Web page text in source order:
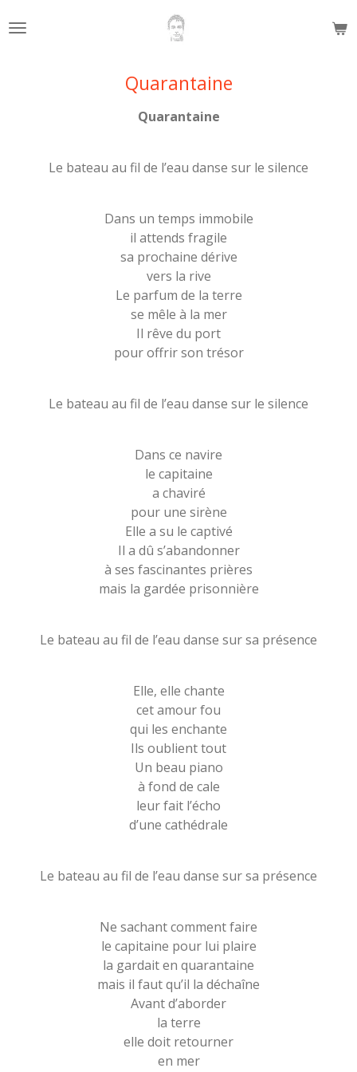
au
Quarantaine
Quarantaine
Le bateau au fil de l’eau danse sur le silence
Dans un temps immobile
il attends fragile
sa prochaine dérive
vers la rive
Le parfum de la terre
se mêle à la mer
Il rêve du port
pour offrir son trésor
Le bateau au fil de l’eau danse sur le silence
Dans ce navire
le capitaine
a chaviré
pour une sirène
Elle a su le captivé
Il a dû s’abandonner
à ses fascinantes prières
mais la gardée prisonnière
Le bateau au fil de l’eau danse sur sa présence
Elle, elle chante
cet amour fou
qui les enchante
Ils oublient tout
Un beau piano
à fond de cale
leur fait l’écho
d’une cathédrale
Le bateau au fil de l’eau danse sur sa présence
Ne sachant comment faire
le capitaine pour lui plaire
la gardait en quarantaine
mais il faut qu’il la déchaîne
Avant d’aborder
la terre
elle doit retourner
en mer